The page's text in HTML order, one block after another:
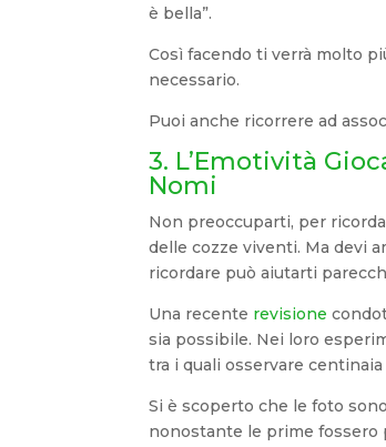
è bella”.
Così facendo ti verrà molto
necessario.
Puoi anche ricorrere ad
3. L’Emotività
Nomi
Non preoccuparti, per
delle cozze viventi. Ma devi
ricordare può aiutarti
Una recente revisione
sia possibile. Nei loro
tra i quali osservare
Si è scoperto che le foto
nonostante le prime fossero